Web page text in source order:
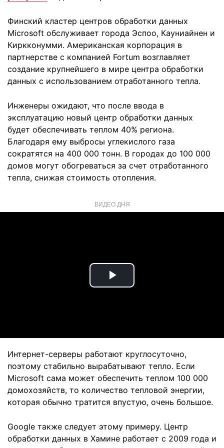
Финский кластер центров обработки данных
Microsoft обслуживает города Эспоо, Кауниайнен и
Киркконумми. Американская корпорация в
партнерстве с компанией Fortum возглавляет
создание крупнейшего в мире центра обработки
данных с использованием отработанного тепла.
Инженеры ожидают, что после ввода в
эксплуатацию новый центр обработки данных
будет обеспечивать теплом 40% региона.
Благодаря ему выбросы углекислого газа
сократятся на 400 000 тонн. В городах до 100 000
домов могут обогреваться за счет отработанного
тепла, снижая стоимость отопления.
ВИДЕО ДНЯ
Play
Интернет-серверы работают круглосуточно,
поэтому стабильно вырабатывают тепло. Если
Microsoft сама может обеспечить теплом 100 000
домохозяйств, то количество тепловой энергии,
которая обычно тратится впустую, очень большое.
Google также следует этому примеру. Центр
обработки данных в Хамине работает с 2009 года и